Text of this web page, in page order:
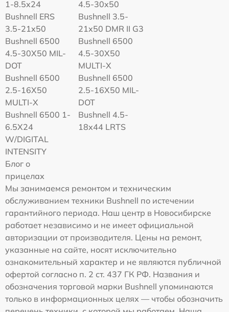
1-8.5x24
4.5-30x50
Bushnell ERS
3.5-21x50
Bushnell 3.5-
21x50 DMR II G3
Bushnell 6500
4.5-30X50 MIL-
DOT
Bushnell 6500
4.5-30X50
MULTI-X
Bushnell 6500
2.5-16X50
MULTI-X
Bushnell 6500
2.5-16X50 MIL-
DOT
Bushnell 6500 1-
6.5X24
W/DIGITAL
INTENSITY
Bushnell 4.5-
18x44 LRTS
Блог о
прицелах
Мы занимаемся ремонтом и техническим
обслуживанием техники Bushnell по истечении
гарантийного периода. Наш центр в Новосибирске
работает независимо и не имеет официальной
авторизации от производителя. Цены на ремонт,
указанные на сайте, носят исключительно
ознакомительный характер и не являются публичной
офертой согласно п. 2 ст. 437 ГК РФ. Названия и
обозначения торговой марки Bushnell упоминаются
только в информационных целях — чтобы обозначить